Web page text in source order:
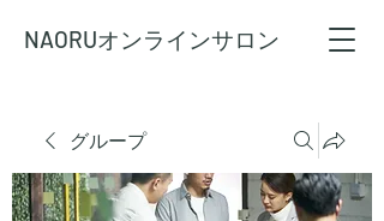
NAORUオンラインサロン
グループ